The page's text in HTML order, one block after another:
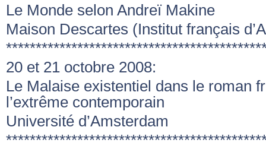
Le Monde selon Andreï Makine
Maison Descartes (Institut français
20 et 21 octobre 2008:
Le Malaise existentiel dans le roman
l’extrême contemporain
Université d’Amsterdam